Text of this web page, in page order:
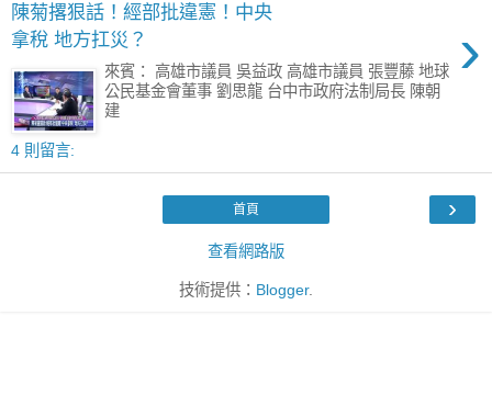
陳菊撂狠話！經部批違憲！中央
拿稅 地方扛災？
›
來賓： 高雄市議員 吳益政 高雄市議員 張豐藤 地球
公民基金會董事 劉思龍 台中市政府法制局長 陳朝
建
4 則留言:
›
首頁
查看網路版
技術提供： Blogger.